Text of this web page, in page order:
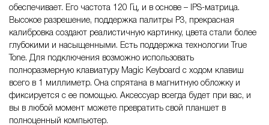
обеспечивает. Его частота 120 Гц, и в основе – IPS-матрица.
Высокое разрешение, поддержка палитры Р3, прекрасная
калибровка создают реалистичную картинку, цвета стали более
глубокими и насыщенными. Есть поддержка технологии True
Tone. Для подключения возможно использовать
полноразмерную клавиатуру Magic Keyboard с ходом клавиш
всего в 1 миллиметр. Она спрятана в магнитную обложку и
фиксируется с ее помощью. Аксессуар всегда будет при вас, и
вы в любой момент можете превратить свой планшет в
полноценный компьютер.